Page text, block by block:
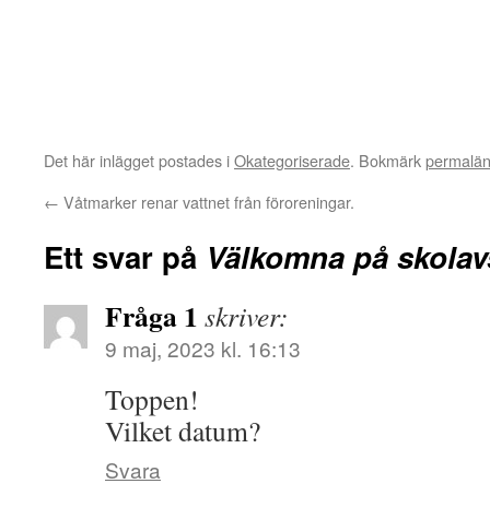
Det här inlägget postades iOkategoriserade. Bokmärk
← Våtmarker renar vattnet från föroreningar.
Ett svar på Välkomna på
Fråga 1 skriver:
9 maj, 2023 kl. 16:13
Toppen!
Vilket datum?
Svara